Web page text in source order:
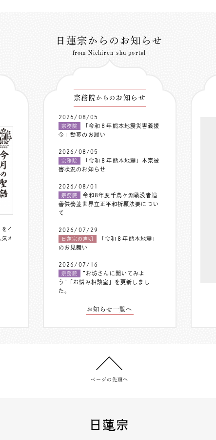
日蓮宗からのお知らせ
from Nichiren-shu portal
イ
メ
宗務院からの お知らせ
2026/08/05
宗務院
「令和８年熊本地震災害義援
金」勧募のお願い
2026/08/05
宗務院
「令和８年熊本地震」本宗被
害状況のお知らせ
2026/08/01
宗務院
令和8年度千鳥ヶ淵戦没者追
善供養並世界立正平和祈願法要につい
て
2026/07/29
日蓮宗の声明
「令和８年熊本地震」
のお見舞い
2026/07/16
宗務院
”お坊さんに聞いてみよ
う”「お悩み相談室」を更新しまし
た。
お知らせ一覧へ
ページの先頭へ